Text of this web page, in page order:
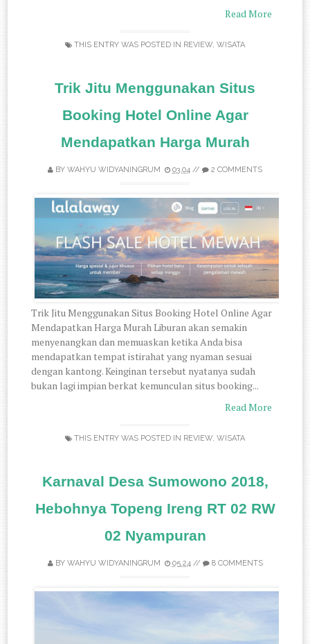
Read More
THIS ENTRY WAS POSTED IN REVIEW, WISATA
Trik Jitu Menggunakan Situs
Booking Hotel Online Agar
Mendapatkan Harga Murah
BY WAHYU WIDYANINGRUM 03.04 // 2 COMMENTS
Trik Jitu Menggunakan Situs Booking Hotel Online Agar
Mendapatkan Harga Murah Liburan akan semakin
menyenangkan dan memuaskan ketika Anda bisa
mendapatkan tempat istirahat yang nyaman sesuai
dengan kantong. Keinginan tersebut nyatanya sudah
bukan lagi impian berkat kemunculan situs booking...
Read More
THIS ENTRY WAS POSTED IN REVIEW, WISATA
Karnaval Desa Sumowono 2018,
Hebohnya Topeng Ireng RT 02 RW
02 Nyampuran
BY WAHYU WIDYANINGRUM 05.24// 8 COMMENTS